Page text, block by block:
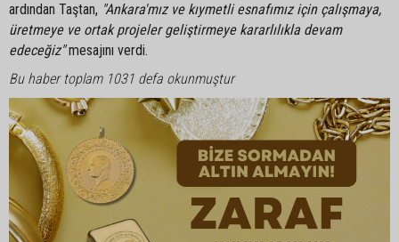
ardından Taştan, "Ankara'mız ve kıymetli esnafımız için çalışmaya,
üretmeye ve ortak projeler geliştirmeye kararlılıkla devam
edeceğiz"mesajını verdi.
Bu haber toplam 1031 defa okunmuştur